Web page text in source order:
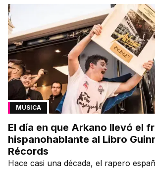
MÚSICA
El día en que Arkano llevó el
hispanohablante al Libro
Récords
Hace casi una década, el rapero